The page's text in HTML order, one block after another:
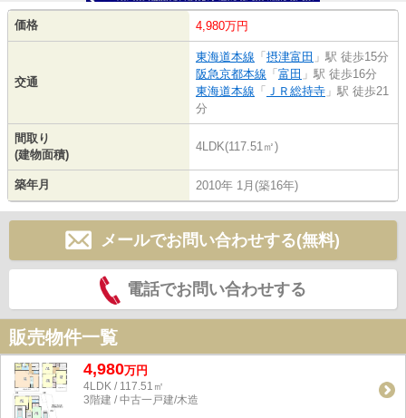
価格 4,980万円
交通
東海道本線 「 摂津富田 」駅 徒歩15分
阪急京都本線 「 富田 」駅 徒歩16分
東海道本線 「 ＪＲ総持寺 」駅 徒歩21
分
間取り
(建物面積)
4LDK(117.51㎡)
築年月 2010年 1月(築16年)
メールでお問い合わせする(無料)
電話でお問い合わせする
販売物件一覧
4,980万円
4LDK / 117.51㎡
3階建 / 中古一戸建/木造